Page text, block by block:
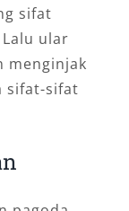
sifat
ular
menginjak
sifat-sifat